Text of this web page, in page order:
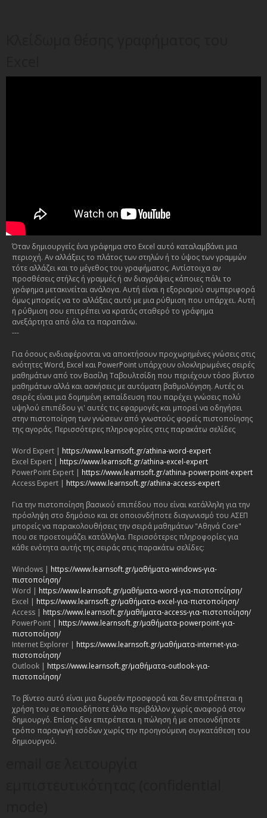
Όταν δημιουργείς ένα γράφημα στο Excel αυτό καταλαμβάνει μια
περιοχή. Αν αλλάξεις το πλάτος των στηλών ή το ύψος των γραμμών
τότε αλλάζει και το μέγεθος του γραφήματος. Αντίστοιχα αν
προσθέσεις στήλες ή γραμμές ή αν διαγράψεις κάποιες πάλι το
γράφημα μετακινείται ανάλογα. Αυτή είναι η εξορισμού συμπεριφορά
όμως μπορείς να το αλλάξεις αυτό με μια ρύθμιση που υπάρχει. Αυτή
η ρύθμιση σου επιτρέπει να κρατάς σταθερό το γράφημα
ανεξάρτητα από όλα τα παραπάνω.
---
Για όσους ενδιαφέρονται να αποκτήσουν προχωρημένες γνώσεις στις
ενότητες Word, Excel και PowerPoint υπάρχουν ολοκληρωμένες σειρές
μαθημάτων από τον Βασίλη Ταβουλτσίδη που περιέχουν τόσο βίντεο
μαθημάτων αλλά και ασκήσεις με αυτόματη βαθμολόγηση. Αυτές οι
σειρές είναι μια δομημένη εκπαίδευση που παρέχει γνώσεις πολύ
υψηλού επιπέδου γι' αυτές τις εφαρμογές και μπορεί να οδηγήσει
στην πιστοποίηση των γνώσεων από γνωστούς φορείς πιστοποίησης
της αγοράς. Περισσότερες πληροφορίες στις παρακάτω σελίδες
Word Expert | https://www.learnsoft.gr/athina-word-expert
Excel Expert | https://www.learnsoft.gr/athina-excel-expert
PowerPoint Expert | https://www.learnsoft.gr/athina-powerpoint-expert
Access Expert | https://www.learnsoft.gr/athina-access-expert
Για την πιστοποίηση βασικού επιπέδου που είναι κατάλληλη για την
πρόσληψη στο δημόσιο και σε οποιονδήποτε διαγωνισμό του ΑΣΕΠ
μπορείς να παρακολουθήσεις την σειρά μαθημάτων "Αθηνά Core"
που σε προετοιμάζει κατάλληλα. Περισσότερες πληροφορίες για
κάθε ενότητα αυτής της σειράς στις παρακάτω σελίδες:
Windows | https://www.learnsoft.gr/μαθήματα-windows-για-
πιστοποίηση/
Word | https://www.learnsoft.gr/μαθήματα-word-για-πιστοποίηση/
Excel | https://www.learnsoft.gr/μαθήματα-excel-για-πιστοποίηση/
Access | https://www.learnsoft.gr/μαθήματα-access-για-πιστοποίηση/
PowerPoint | https://www.learnsoft.gr/μαθήματα-powerpoint-για-
πιστοποίηση/
Internet Explorer | https://www.learnsoft.gr/μαθήματα-internet-για-
πιστοποίηση/
Outlook | https://www.learnsoft.gr/μαθήματα-outlook-για-
πιστοποίηση/
Το βίντεο αυτό είναι μια δωρεάν προσφορά και δεν επιτρέπεται η
χρήση του σε οποιοδήποτε άλλο περιβάλλον χωρίς αναφορά στον
δημιουργό. Επίσης δεν επιτρέπεται η πώληση ή με οποιονδήποτε
τρόπο παραγωγή εσόδων χωρίς την προηγούμενη συγκατάθεση του
δημιουργού.